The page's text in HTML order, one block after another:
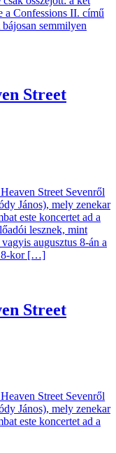
Confessions II. című
semmilyen
Street
Street Sevenről
János), mely zenekar
este koncertet ad a
lesznek, mint
augusztus 8-án a
8-kor […]
Street
Street Sevenről
János), mely zenekar
este koncertet ad a